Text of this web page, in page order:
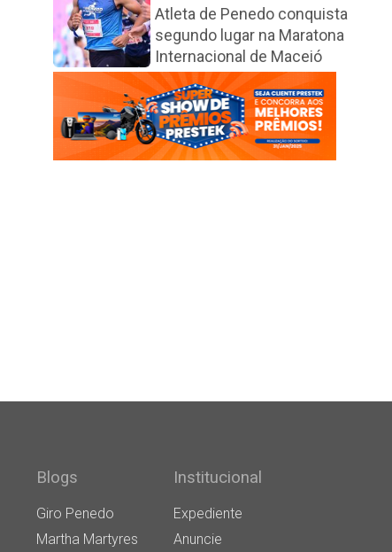
Atleta de Penedo conquista
segundo lugar na Maratona
Internacional de Maceió
Blogs
Giro Penedo
Martha Martyres
Institucional
Expediente
Anuncie